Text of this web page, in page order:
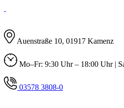
Auenstraße 10, 01917 Kamenz
Mo–Fr: 9:30 Uhr – 18:00 Uhr |
03578 3808-0